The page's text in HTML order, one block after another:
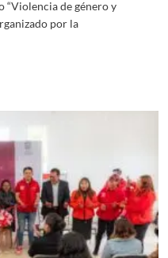
“Violencia de género y
por la